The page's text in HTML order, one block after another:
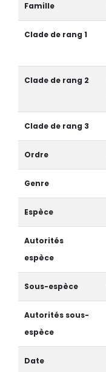
Famille
Clade de rang 1
Clade de rang 2
Clade de rang 3
Ordre
Genre
Espèce
Autorités
espèce
Sous-espèce
Autorités sous-
espèce
Date